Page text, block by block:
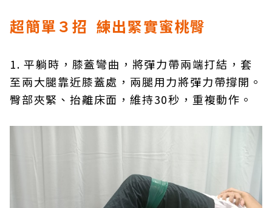
超簡單３招 練出緊實蜜桃臀
1. 平躺時，膝蓋彎曲，將彈力帶兩端打結，套
至兩大腿靠近膝蓋處，兩腿用力將彈力帶撐開。
臀部夾緊、抬離床面，維持30秒，重複動作。